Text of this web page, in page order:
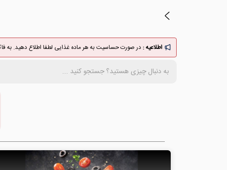
اطلاعیه : در صورت حساسیت به هر ماده غذایی لطفا اطلاع دهید. به